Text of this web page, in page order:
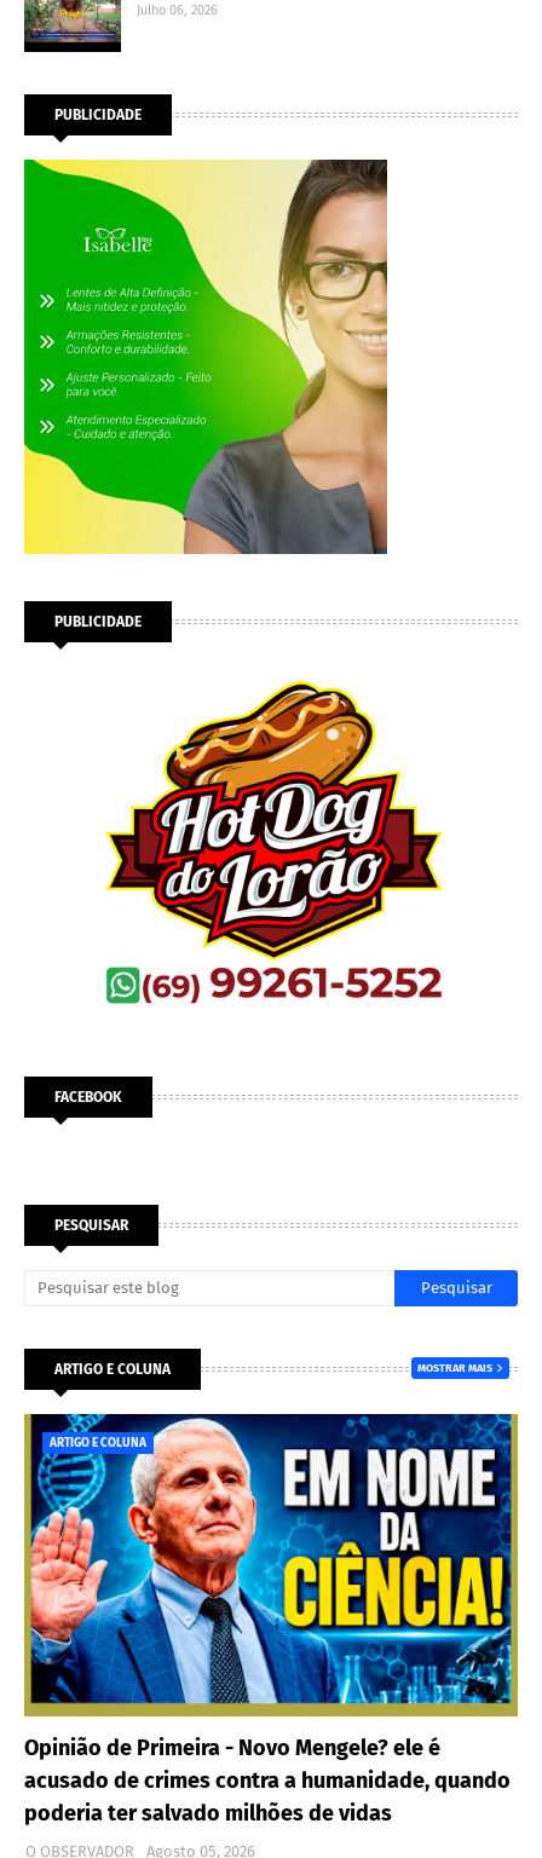
Julho 06, 2026
PUBLICIDADE
PUBLICIDADE
FACEBOOK
PESQUISAR
ARTIGO E COLUNA MOSTRAR MAIS
ARTIGO E COLUNA
Opinião de Primeira - Novo Mengele? ele é
acusado de crimes contra a humanidade, quando
poderia ter salvado milhões de vidas
O OBSERVADOR Agosto 05, 2026